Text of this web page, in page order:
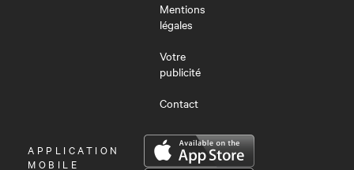
Mentions
légales
Votre
publicité
Contact
OUVRIR
LE
APPLICATION
MOBILE